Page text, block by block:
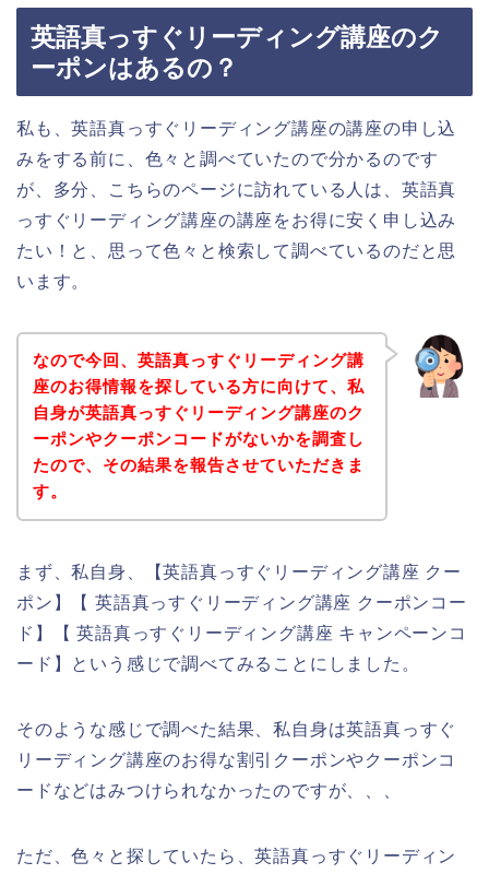
英語真っすぐリーディング講座のク
ーポンはあるの？
私も、英語真っすぐリーディング講座の講座の申し込
みをする前に、色々と調べていたので分かるのです
が、多分、こちらのページに訪れている人は、英語真
っすぐリーディング講座の講座をお得に安く申し込み
たい！と、思って色々と検索して調べているのだと思
います。
なので今回、英語真っすぐリーディング講
座のお得情報を探している方に向けて、私
自身が英語真っすぐリーディング講座のク
ーポンやクーポンコードがないかを調査し
たので、その結果を報告させていただきま
す。
まず、私自身、【英語真っすぐリーディング講座 クー
ポン】【 英語真っすぐリーディング講座 クーポンコー
ド】【 英語真っすぐリーディング講座 キャンペーンコ
ード】という感じで調べてみることにしました。
そのような感じで調べた結果、私自身は英語真っすぐ
リーディング講座のお得な割引クーポンやクーポンコ
ードなどはみつけられなかったのですが、、、
ただ、色々と探していたら、英語真っすぐリーディン